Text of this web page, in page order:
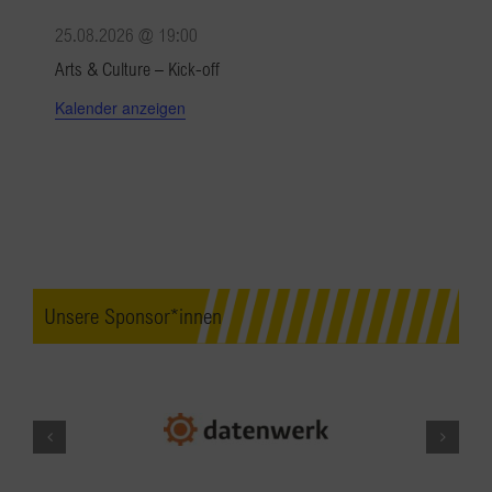
25.08.2026 @ 19:00
Arts & Culture – Kick-off
Kalender anzeigen
Unsere Sponsor*innen